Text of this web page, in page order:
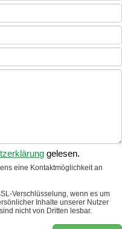
gelesen.
eine Kontaktmöglichkeit an
Verschlüsselung, wenn es um
Inhalte unserer Nutzer
nicht von Dritten lesbar.